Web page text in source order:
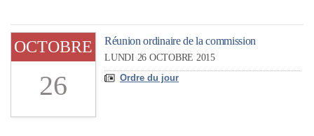
OCTOBRE
26
Réunion ordinaire de la commission
LUNDI 26 OCTOBRE 2015
Ordre du jour